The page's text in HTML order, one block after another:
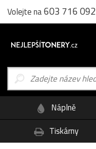
Volejte na603 716 092
Náplně
Tiskárny